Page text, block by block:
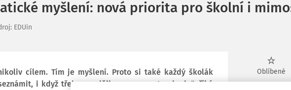
myšlení: nová priorita pro školní i
: EDUin
cílem. Tím je myšlení. Proto si také každý školák
i když třeba později programovat nebude“, říká
Oblíbené